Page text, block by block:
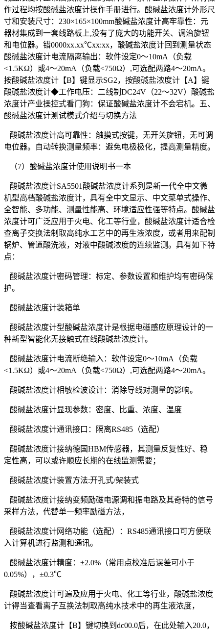
作过程均按酸碱盐浓度计操作手册进行。酸碱盐浓度计外形尺
寸和安装尺寸：230×165×100mm酸碱盐浓度计高牢靠性：元
器材集成到一套线路板上,没有了庞大的功能开关、调治旋钮
和电位器。错0000xx.xx℃xx:xx，酸碱盐浓度计回到测量状态
酸碱盐浓度计电流隔离输出：软件设定0～10mA（负载
<1.5KΩ）或4～20mA（负载<750Ω）,可选配两路4～20mA。
按酸碱盐浓度计【B】键显示SG2，按酸碱盐浓度计【A】键
酸碱盐浓度计◆工作电压：二线制DC24V（22～32V）酸碱盐
浓度计产业操控式看门狗：保证酸碱盐浓度计不会宕机。五、
酸碱盐浓度计测试模式介绍与切换方法
酸碱盐浓度计高可靠性：触摸式按键，无开关旋钮，无可调
电位器。自动转换测量频率：避免电极极化，提高测量精度。
（7）酸碱盐浓度计使用说明书一本
酸碱盐浓度计SA5501酸碱盐浓度计系列是新一代全中文微
机型高档酸碱盐浓度计，具有全中文显示、中文菜单式操作、
全智能、多功能、测量性能高、环境适应性强等特点。酸碱盐
浓度计可广泛应用于火电、化工等行业，酸碱盐浓度计适合检
查离子交换法制取高纯水工艺中的再生液浓度，或者用来配制
锅炉、管道酸洗液，对液中酸碱浓度的连续监测。具有如下特
点：
酸碱盐浓度计密码管理：标定、参数设置和维护均有密码保
护。
酸碱盐浓度计装箱单
酸碱盐浓度计型酸碱盐浓度计是根据电磁感应原理设计的一
种新型智能化无接触式在线酸碱盐浓度计。
酸碱盐浓度计电流断绝输入：软件设定0～10mA（负载
<1.5KΩ）或4～20mA（负载<750Ω）,可选配两路4～20mA。
酸碱盐浓度计相敏检波设计：消除导线对测量的影响。
酸碱盐浓度计显现参数：密度、比重、浓度、温度
酸碱盐浓度计通讯接口：隔离RS485（选配）
酸碱盐浓度计接纳德国HBM传感器，其测量反复性好、稳
定性高，可以或许顺应长期的在线监测需要；
酸碱盐浓度计装置方法:开孔式/架装式
酸碱盐浓度计接纳变频励磁电源调和振电路及其奇特的信号
采样方法，代替单一频率励磁方法，
酸碱盐浓度计网络功能（选配）：RS485通讯接口可方便联
入计算机进行监测和通讯。
酸碱盐浓度计精度：±2.0%（常用点校准后误差可小于
0.05%），±0.3℃
酸碱盐浓度计可遍及应用于火电、化工等行业，酸碱盐浓度
计得当查看离子互换法制取高纯水技术中的再生液浓度，
按酸碱盐浓度计【B】键切换到dc00.0后，在此处输入20.0，